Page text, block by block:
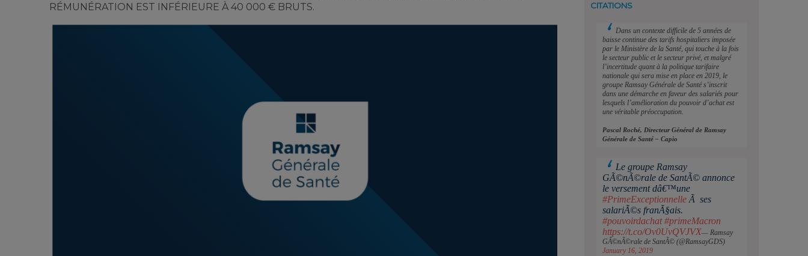
RÉMUNÉRATION EST INFÉRIEURE À 40 000 € BRUTS.
CITATIONS
Dans un contexte difficile de 5 années de
baisse continue des tarifs hospitaliers imposée
par le Ministère de la Santé, qui touche à la fois
le secteur public et le secteur privé, et malgré
l’incertitude quant à la politique tarifaire
nationale qui sera mise en place en 2019, le
groupe Ramsay Générale de Santé s’inscrit
dans une démarche en faveur des salariés pour
lesquels l’amélioration du pouvoir d’achat est
une véritable préoccupation.
Pascal Roché, Directeur Général de Ramsay
Générale de Santé – Capio
Le groupe Ramsay
GÃ©nÃ©rale de SantÃ© annonce
le versement dâ€™une
#PrimeExceptionnelle Ã ses
salariÃ©s franÃ§ais.
#pouvoirdachat #primeMacron
https://t.co/Ov0UvQVJVX— Ramsay
GÃ©nÃ©rale de SantÃ© (@RamsayGDS)
January 16, 2019